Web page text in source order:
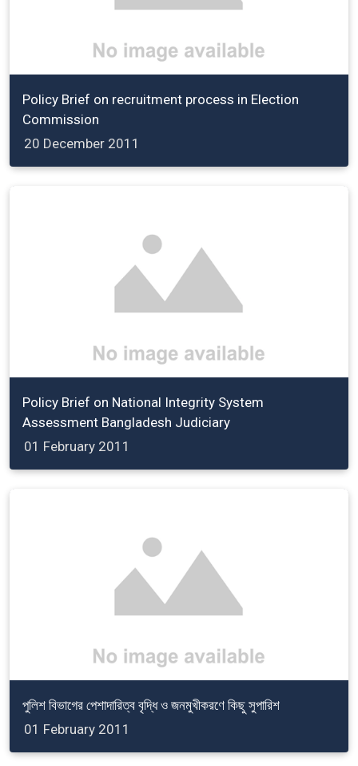
Policy Brief on recruitment process in Election
Commission
20 December 2011
Policy Brief on National Integrity System
Assessment Bangladesh Judiciary
01 February 2011
পুলিশ বিভাগের পেশাদারিত্ব বৃদ্ধি ও জনমুখীকরণে কিছু সুপারিশ
01 February 2011